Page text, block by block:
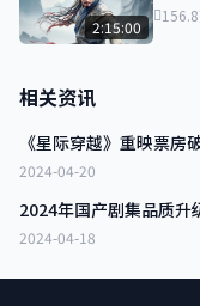
2:15:00
相关资讯
《星际穿越》重映票房
2024-04-20
2024年国产剧集品质升
2024-04-18